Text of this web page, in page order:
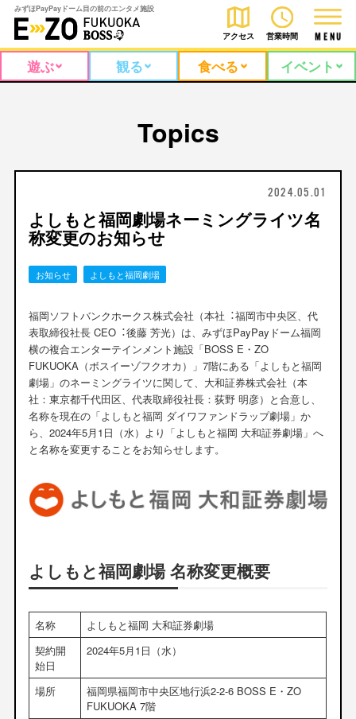
みずほPayPayドーム目の前のエンタメ施設
アクセス 営業時間 M E N U
遊ぶ 観る 食べる イベント
Topics
2024.05.01
よしもと福岡劇場ネーミングライツ名
称変更のお知らせ
お知らせ よしもと福岡劇場
福岡ソフトバンクホークス株式会社（本社︓福岡市中央区、代
表取締役社⻑ CEO︓後藤 芳光）は、みずほPayPayドーム福岡
横の複合エンターテインメント施設「BOSS E・ZO
FUKUOKA（ボスイーゾフクオカ）」7階にある「よしもと福岡
劇場」のネーミングライツに関して、大和証券株式会社（本
社：東京都千代田区、代表取締役社長：荻野 明彦）と合意し、
名称を現在の「よしもと福岡 ダイワファンドラップ劇場」か
ら、2024年5月1日（水）より「よしもと福岡 大和証券劇場」へ
と名称を変更することをお知らせします。
よしもと福岡劇場 名称変更概要
名称
よしもと福岡 大和証券劇場
契約開
始日
2024年5月1日（水）
場所
福岡県福岡市中央区地行浜2-2-6 BOSS E・ZO
FUKUOKA 7階